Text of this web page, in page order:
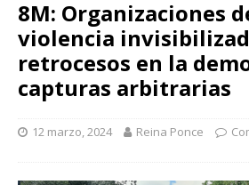
8M: Organizaciones
violencia
retrocesos en la
capturas arbitrarias
12 marzo, 2024 Reina Ponce